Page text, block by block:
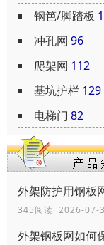
钢笆/脚踏板
冲孔网 96
爬架网 112
基坑护栏 129
电梯门 82
外架防护用钢板
345阅读 2026-07-
外架钢板网如何